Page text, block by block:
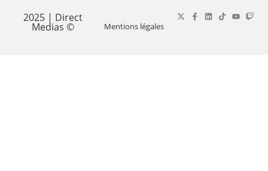
2025 | Direct
Medias © Mentions légales